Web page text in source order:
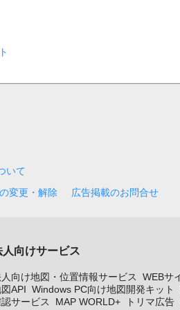
いて
変更・解除
広告掲載のお問合せ
人向けサービス
向け地図・位置情報サービス
WEBサ
API Windows PC向け地図開発キット
サービス
MAP WORLD+ トリマ広告